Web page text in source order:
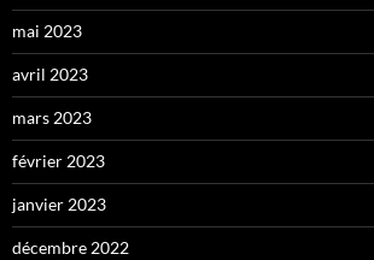
mai 2023
avril 2023
mars 2023
février 2023
janvier 2023
décembre 2022